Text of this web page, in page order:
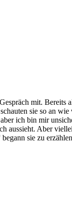
mit. Bereits
sie so an
ich bin mir
aussieht. Aber
sie zu